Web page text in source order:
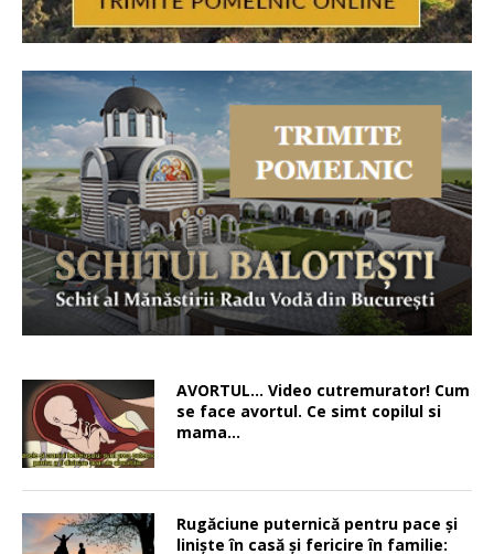
AVORTUL… Video cutremurator! Cum
se face avortul. Ce simt copilul si
mama…
Rugăciune puternică pentru pace şi
linişte în casă şi fericire în familie: